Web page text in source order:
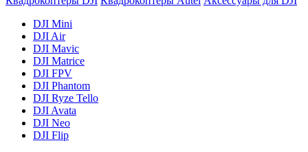
DJI Mini
DJI Air
DJI Mavic
DJI Matrice
DJI FPV
DJI Phantom
DJI Ryze Tello
DJI Avata
DJI Neo
DJI Flip